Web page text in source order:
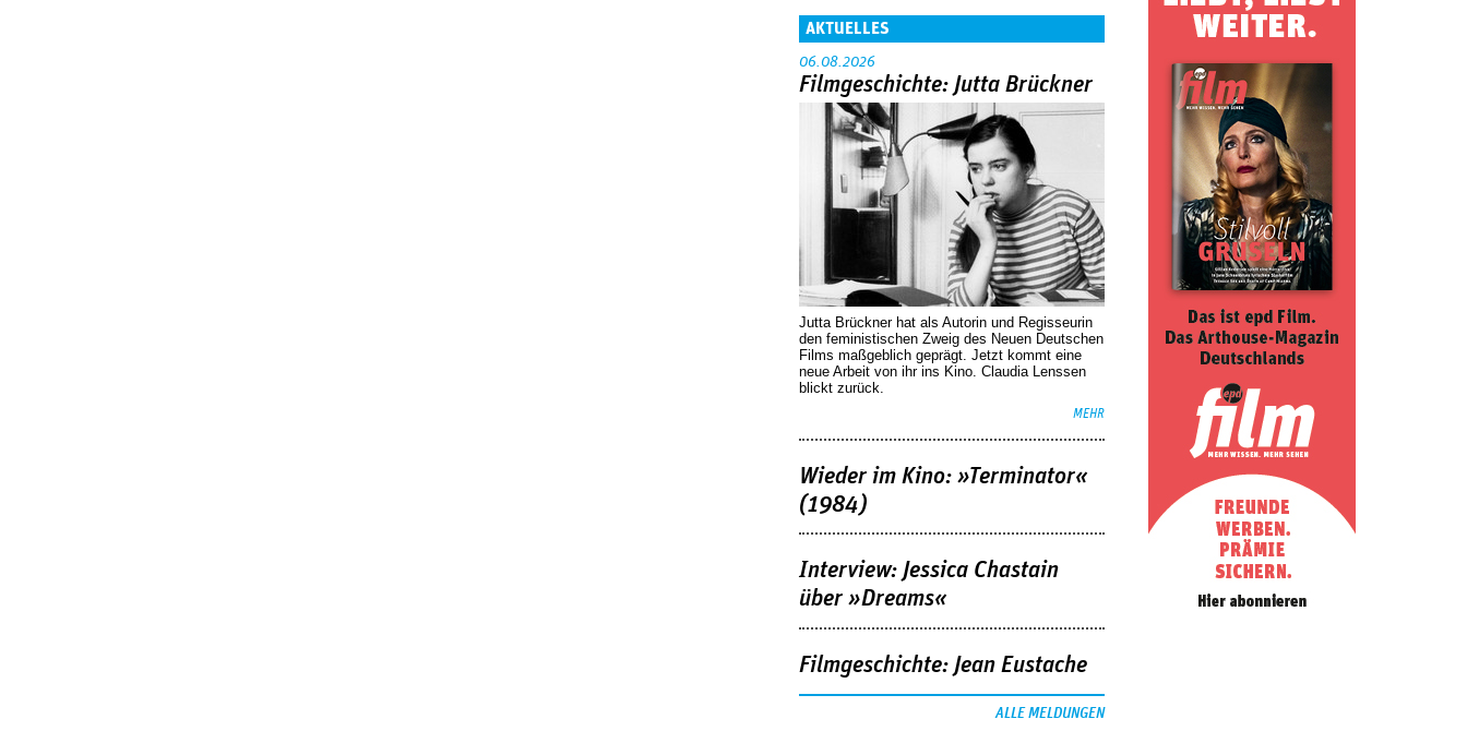
AKTUELLES
06.08.2026
Filmgeschichte: Jutta Brückner
Jutta Brückner hat als Autorin und Regisseurin
den feministischen Zweig des Neuen Deutschen
Films maßgeblich geprägt. Jetzt kommt eine
neue Arbeit von ihr ins Kino. Claudia Lenssen
blickt zurück.
MEHR
Wieder im Kino: »Terminator«
(1984)
Interview: Jessica Chastain
über »Dreams«
Filmgeschichte: Jean Eustache
ALLE MELDUNGEN